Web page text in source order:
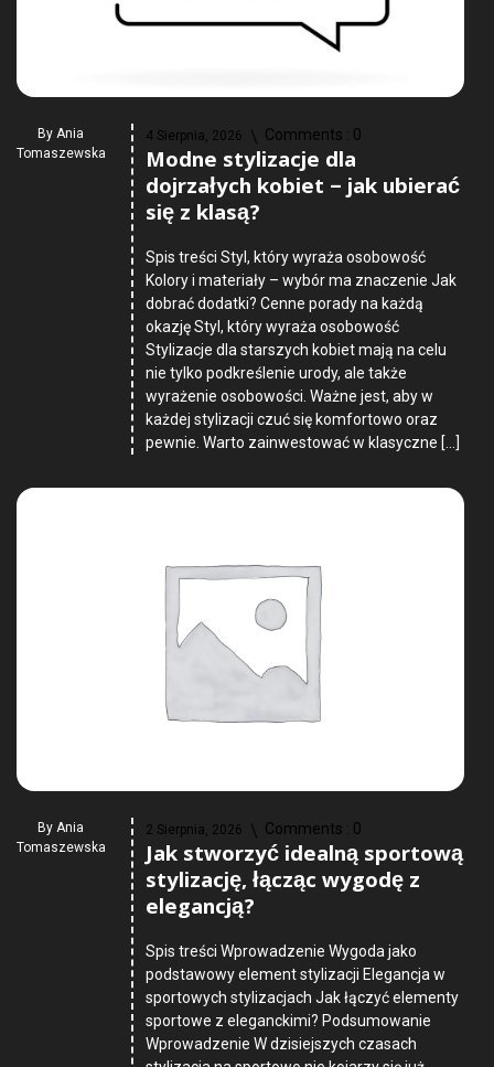
By Ania
Tomaszewska
4 Sierpnia, 2026 Comments : 0
Modne stylizacje dla
dojrzałych kobiet – jak ubierać
się z klasą?
Spis treści Styl, który wyraża osobowość
Kolory i materiały – wybór ma znaczenie Jak
dobrać dodatki? Cenne porady na każdą
okazję Styl, który wyraża osobowość
Stylizacje dla starszych kobiet mają na celu
nie tylko podkreślenie urody, ale także
wyrażenie osobowości. Ważne jest, aby w
każdej stylizacji czuć się komfortowo oraz
pewnie. Warto zainwestować w klasyczne […]
By Ania
Tomaszewska
2 Sierpnia, 2026 Comments : 0
Jak stworzyć idealną sportową
stylizację, łącząc wygodę z
elegancją?
Spis treści Wprowadzenie Wygoda jako
podstawowy element stylizacji Elegancja w
sportowych stylizacjach Jak łączyć elementy
sportowe z eleganckimi? Podsumowanie
Wprowadzenie W dzisiejszych czasach